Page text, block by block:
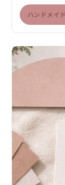
ハンドメイ